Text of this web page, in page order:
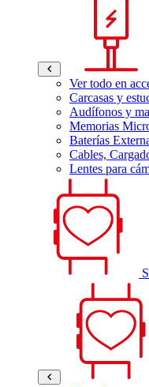
Ver todo en
Carcasas y
Audífonos y
Memorias
Baterías
Cables,
Lentes para